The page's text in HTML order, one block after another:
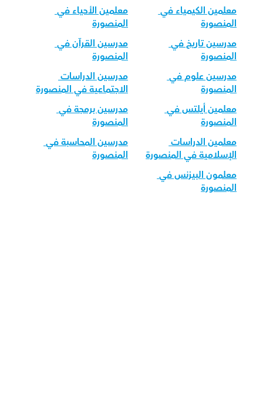
معلمين الكيمياء في
المنصورة
معلمين الأحياء في
المنصورة
مدرسين تاريخ في
المنصورة
مدرسين القرآن في
المنصورة
مدرسين علوم في
المنصورة
مدرسين الدراسات
الاجتماعية في المنصورة
معلمين أيلتس في
المنصورة
مدرسين برمجة في
المنصورة
معلمين الدراسات
الإسلامية في المنصورة
مدرسين المحاسبة في
المنصورة
معلمون البيزنس في
المنصورة